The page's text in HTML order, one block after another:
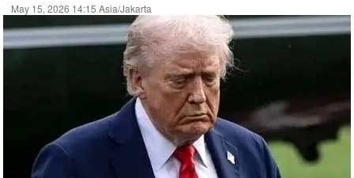
May 15, 2026 14:15 Asia/Jakarta